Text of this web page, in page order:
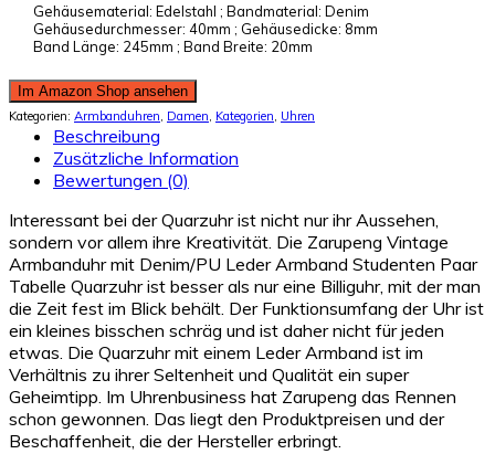
Gehäusematerial: Edelstahl ; Bandmaterial: Denim
Gehäusedurchmesser: 40mm ; Gehäusedicke: 8mm
Band Länge: 245mm ; Band Breite: 20mm
Im Amazon Shop ansehen
Kategorien: Armbanduhren, Damen, Kategorien, Uhren
Beschreibung
Zusätzliche Information
Bewertungen (0)
Interessant bei der Quarzuhr ist nicht nur ihr Aussehen,
sondern vor allem ihre Kreativität. Die Zarupeng Vintage
Armbanduhr mit Denim/PU Leder Armband Studenten Paar
Tabelle Quarzuhr ist besser als nur eine Billiguhr, mit der man
die Zeit fest im Blick behält. Der Funktionsumfang der Uhr ist
ein kleines bisschen schräg und ist daher nicht für jeden
etwas. Die Quarzuhr mit einem Leder Armband ist im
Verhältnis zu ihrer Seltenheit und Qualität ein super
Geheimtipp. Im Uhrenbusiness hat Zarupeng das Rennen
schon gewonnen. Das liegt den Produktpreisen und der
Beschaffenheit, die der Hersteller erbringt.